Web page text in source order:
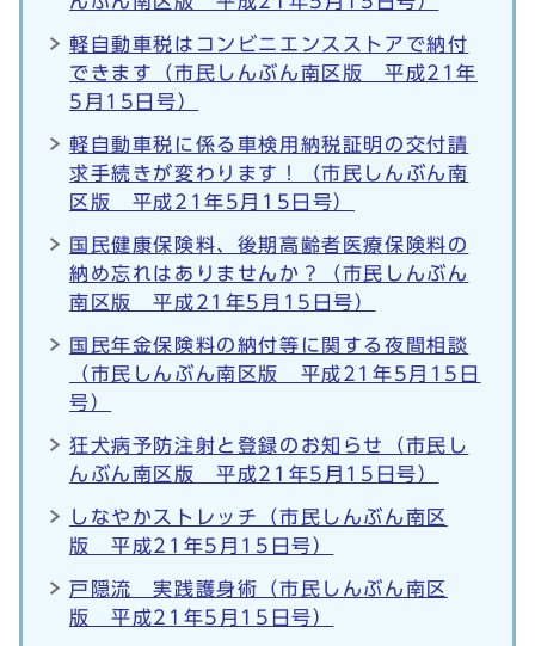
軽自動車税はコンビニエンスストアで納付
できます（市民しんぶん南区版 平成21年
5月15日号）
軽自動車税に係る車検用納税証明の交付請
求手続きが変わります！（市民しんぶん南
区版 平成21年5月15日号）
国民健康保険料、後期高齢者医療保険料の
納め忘れはありませんか？（市民しんぶん
南区版 平成21年5月15日号）
国民年金保険料の納付等に関する夜間相談
（市民しんぶん南区版 平成21年5月15日
号）
狂犬病予防注射と登録のお知らせ（市民し
んぶん南区版 平成21年5月15日号）
しなやかストレッチ（市民しんぶん南区
版 平成21年5月15日号）
戸隠流 実践護身術（市民しんぶん南区
版 平成21年5月15日号）